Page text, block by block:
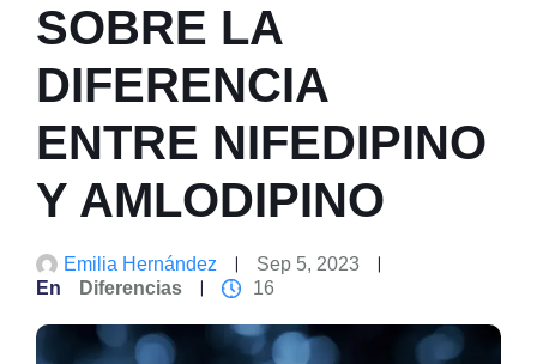
SOBRE LA
DIFERENCIA
ENTRE NIFEDIPINO
Y AMLODIPINO
Emilia Hernández
Sep 5, 2023
En
Diferencias 16